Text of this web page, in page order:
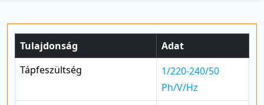
Tulajdonság
Adat
Tápfeszültség
1/220-240/50
Ph/V/Hz